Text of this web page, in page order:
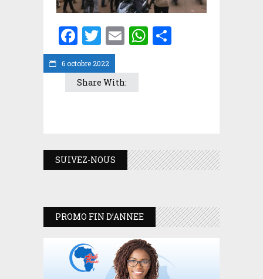
6 octobre 2022
Facebook
Twitter
EmailWhatsApp
Share With:
SUIVEZ-NOUS
PROMO FIN D’ANNEE